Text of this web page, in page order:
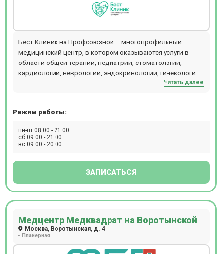
Бест Клиник на Профсоюзной – многопрофильный
медицинский центр, в котором оказываются услуги в
области общей терапии, педиатрии, стоматологии,
кардиологии, неврологии, эндокринологии, гинекологии,
урологии, косметологии и других направлений. В
исследований – УЗИ, допплерографии, рентгенографии,
во сне. На территории центра расположена лаборатория,
в которой выполняют свыше 200 анализов. Женщинам
Минздрава РФ и дополненные рекомендациями ВОЗ.
(лазеры CandelaCO2RE и GentlemaxPRO, аппарат Morpheus
Читать далее
Режим работы:
пн-пт 08:00 - 21:00
сб 09:00 - 21:00
вс 09:00 - 20:00
ЗАПИСАТЬСЯ
Медцентр Медквадрат на Воротынской
Москва, Воротынская, д. 4
Планерная